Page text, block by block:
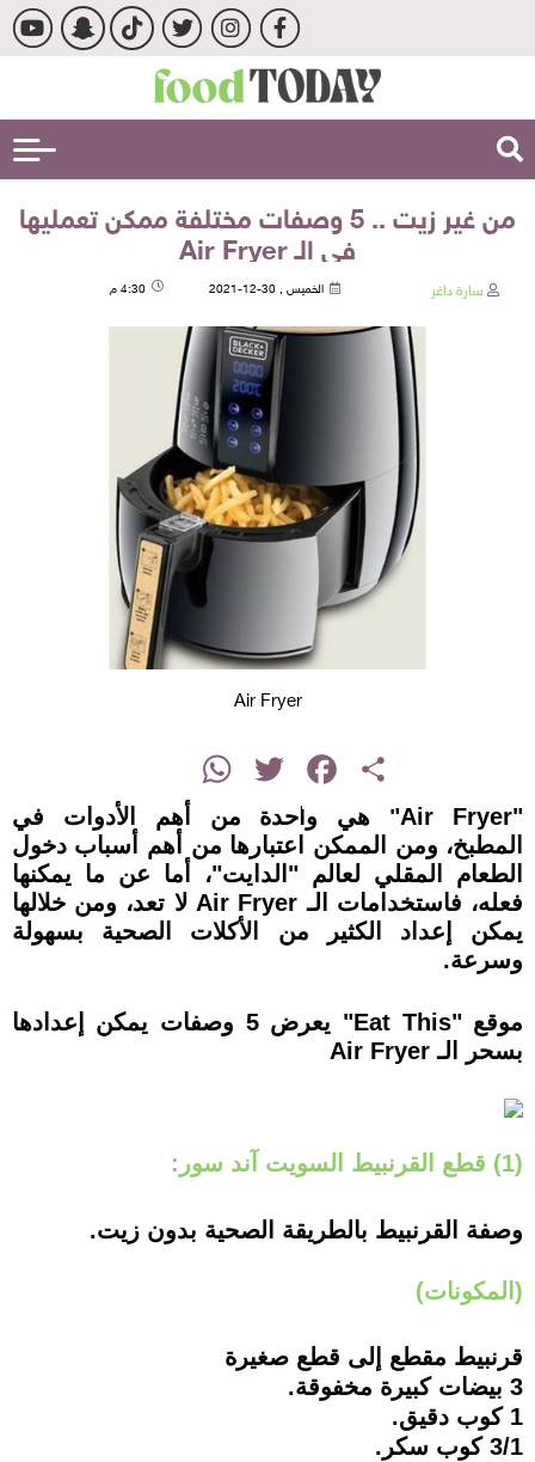
من غير زيت .. 5 وصفات مختلفة ممكن تعمليها
في الـ Air Fryer
سارة داغر الخميس , 30-12-2021 4:30 م
Air Fryer
Share
Facebook
Twitter
WhatsApp
"Air Fryer" هي واحدة من أهم الأدوات في
المطبخ، ومن الممكن اعتبارها من أهم أسباب دخول
الطعام المقلي لعالم "الدايت"، أما عن ما يمكنها
فعله، فاستخدامات الـ Air Fryer لا تعد، ومن خلالها
يمكن إعداد الكثير من الأكلات الصحية بسهولة
وسرعة.
موقع "Eat This" يعرض 5 وصفات يمكن إعدادها
بسحر الـ Air Fryer
(1) قطع القرنبيط السويت آند سور:
وصفة القرنبيط بالطريقة الصحية بدون زيت.
(المكونات)
قرنبيط مقطع إلى قطع صغيرة
3 بيضات كبيرة مخفوقة.
1 كوب دقيق.
3/1 كوب سكر.